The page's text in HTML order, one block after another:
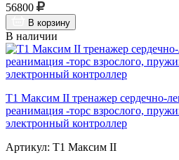
56800
В корзину
В наличии
Т1 Максим II тренажер сердечно-
реанимация -торс взрослого,
электронный контроллер
Артикул: Т1 Максим II